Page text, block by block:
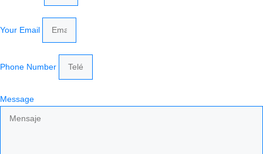
Your Email
Phone Number
Message